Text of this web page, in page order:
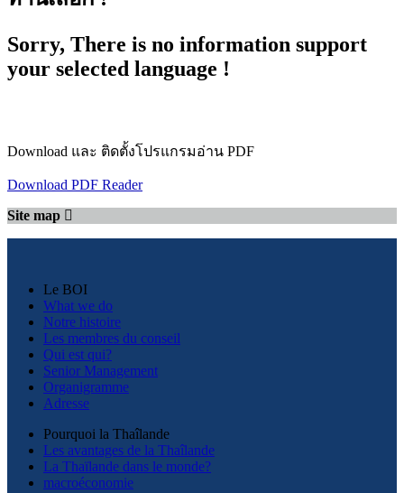
Sorry, There is no information support
your selected language !
Download และ ติดตั้งโปรแกรมอ่าน PDF
Download PDF Reader
Site map
Le BOI
What we do
Notre histoire
Les membres du conseil
Qui est qui?
Senior Management
Organigramme
Adresse
Pourquoi la Thaîlande
Les avantages de la Thaîlande
La Thaïlande dans le monde?
macroéconomie